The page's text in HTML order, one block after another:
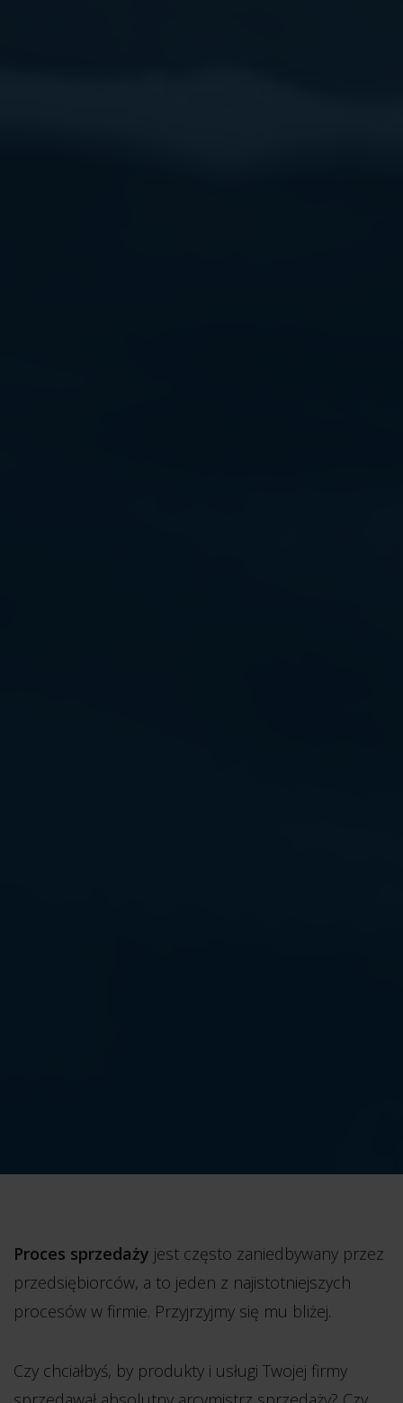
Proces sprzedaży jest często zaniedbywany przez
przedsiębiorców, a to jeden z najistotniejszych
procesów w firmie. Przyjrzyjmy się mu bliżej.
Czy chciałbyś, by produkty i usługi Twojej firmy